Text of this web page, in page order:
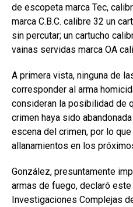
de escopeta marca Tec,
marca C.B.C. calibre 32 un
sin percutar; un cartucho
vainas servidas marca OA
A primera vista, ninguna de
corresponder al arma
consideran la posibilidad de
crimen haya sido
escena del crimen, por lo
allanamientos en los
González, presuntamente
armas de fuego, declaró
Investigaciones Complejas